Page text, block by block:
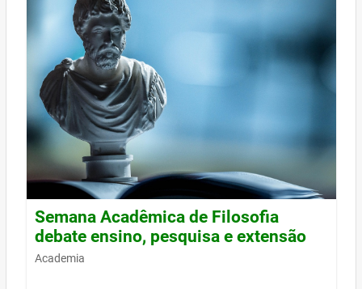
Semana Acadêmica de Filosofia
debate ensino, pesquisa e extensão
Academia